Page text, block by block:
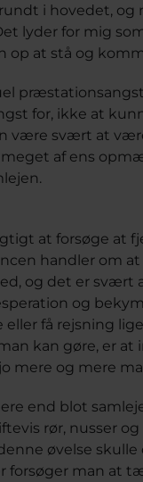
i hovedet, og
lyder for mig
op at stå og
for, ikke at
være svært at
af ens
at forsøge at
handler om
og det er svært
og
eller få rejsning
kan gøre, er at
mere og mere
end blot
rør, nusser
øvelse
forsøger man at